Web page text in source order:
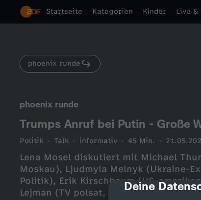
cmp-
Deine
Startseite Kategorien Kinder Live &
phoenix runde
phoenix runde
Trumps Anruf bei Putin - Große
Politik Talk informativ 45 Min.
Lena Mosel diskutiert mit Michael
Moskau), Ljudmyla Melnyk (Ukraine-
Politik), Erik Kirschbaum (US-
Lejman (TV polsat, Polen)